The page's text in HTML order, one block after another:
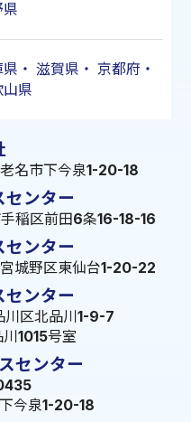
県
県 ・ 滋賀県 ・ 京都府 ・
県
名市下今泉1-20-18
センター
稲区前田6条16-18-16
センター
城野区東仙台1-20-22
センター
川区北品川1-9-7
1015号室
センター
今泉1-20-18